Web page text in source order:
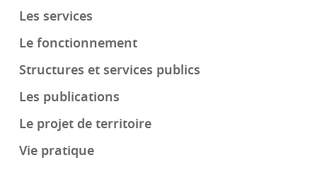
Les services
Le fonctionnement
Structures et services publics
Les publications
Le projet de territoire
Vie pratique